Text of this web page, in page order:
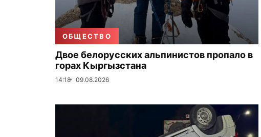
ОБЩЕСТВО
Двое белорусских альпинистов пропало в
горах Кыргызстана
14:18 09.08.2026